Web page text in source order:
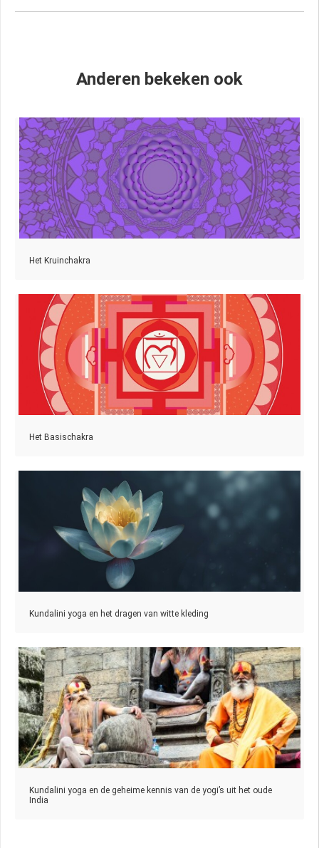
Anderen bekeken ook
Het Kruinchakra
Het Basischakra
Kundalini yoga en het dragen van witte kleding
Kundalini yoga en de geheime kennis van de yogi’s uit het oude
India